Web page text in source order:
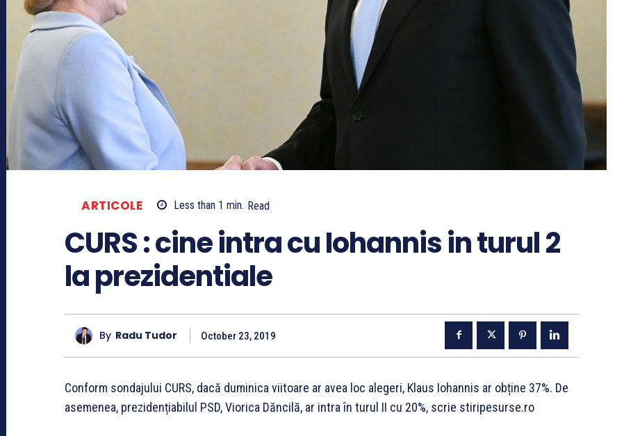
ARTICOLE Less than 1 min. Read
CURS : cine intra cu Iohannis in turul 2
la prezidentiale
By Radu Tudor October 23, 2019
Conform sondajului CURS, dacă duminica viitoare ar avea loc alegeri, Klaus Iohannis ar obține 37%. De
asemenea, prezidențiabilul PSD, Viorica Dăncilă, ar intra în turul II cu 20%, scrie stiripesurse.ro